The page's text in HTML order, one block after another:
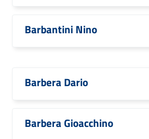
Barbantini Nino
Barbera Dario
Barbera Gioacchino